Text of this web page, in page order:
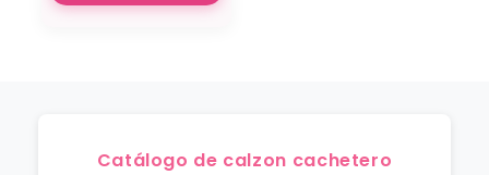
Catálogo de calzon cachetero